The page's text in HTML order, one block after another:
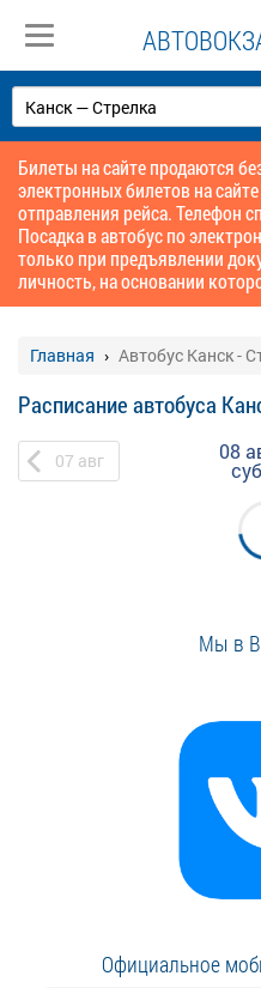
Билеты на сайте продаются
электронных билетов на
отправления рейса. Телефон
Посадка в автобус по
только при предъявлении
личность, на основании
Главная Автобус Канск -
Расписание автобуса
07 авг 08
Мы в
Официальное